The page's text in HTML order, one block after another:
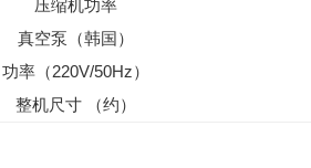
压缩机功率
真空泵（韩国）
功率（220V/50Hz）
整机尺寸 （约）